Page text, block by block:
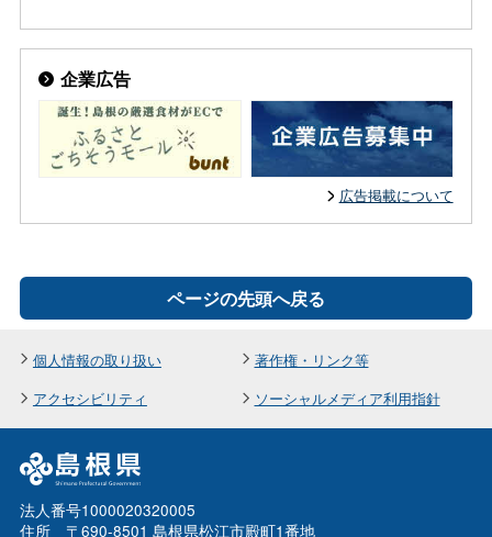
企業広告
広告掲載について
ページの先頭へ戻る
個人情報の取り扱い
著作権・リンク等
アクセシビリティ
ソーシャルメディア利用指針
法人番号1000020320005
住所 〒690-8501 島根県松江市殿町1番地